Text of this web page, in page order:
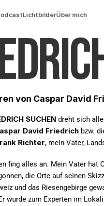
LichtbilderÜber mich
von Caspar David
SUCHEN dreht sich
David Friedrich bzw.
Richter, mein Vater,
fing alles an. Mein Vater hat
die Orte auf seinen
und das Riesengebirge
wurde zum Experten im